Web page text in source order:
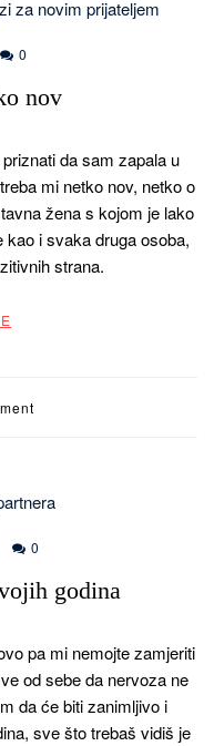
0
nov
da sam zapala u
mi netko nov, netko o
žena s kojom je lako
i svaka druga osoba,
strana.
0
godina
pa mi nemojte zamjeriti
od sebe da nervoza ne
da će biti zanimljivo i
sve što trebaš vidiš je